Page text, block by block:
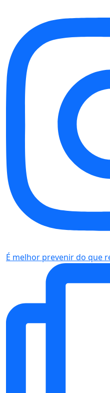
É melhor prevenir do que